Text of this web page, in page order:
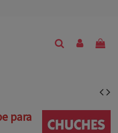
para